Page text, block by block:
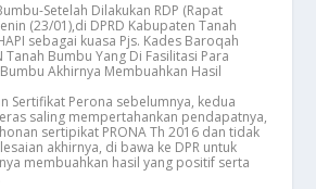
Setelah Dilakukan RDP (Rapat
(23/01),di DPRD Kabupaten Tanah
sebagai kuasa Pjs. Kades Baroqah
Tanah Bumbu Yang Di Fasilitasi Para
Akhirnya Membuahkan Hasil
Sertifikat Perona sebelumnya, kedua
saling mempertahankan pendapatnya,
sertipikat PRONA Th 2016 dan tidak
akhirnya, di bawa ke DPR untuk
membuahkan hasil yang positif serta